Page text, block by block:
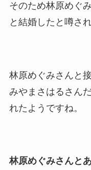
そのため林原めぐ
と結婚したと噂さ
林原めぐみさんと
みやまさはるさん
れたようですね。
林原めぐみさんと